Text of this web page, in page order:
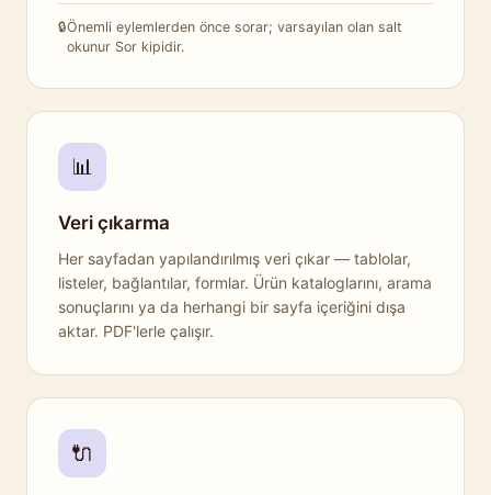
Önemli eylemlerden önce sorar; varsayılan olan salt
okunur Sor kipidir.
📊
Veri çıkarma
Her sayfadan yapılandırılmış veri çıkar — tablolar,
listeler, bağlantılar, formlar. Ürün kataloglarını, arama
sonuçlarını ya da herhangi bir sayfa içeriğini dışa
aktar. PDF'lerle çalışır.
🔌